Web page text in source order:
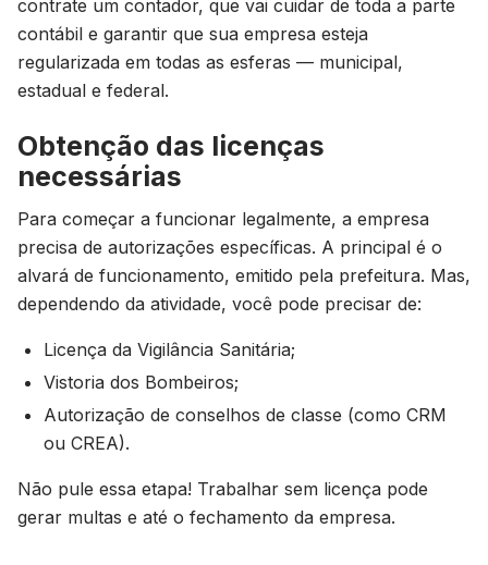
contrate um contador, que vai cuidar de toda a parte
contábil e garantir que sua empresa esteja
regularizada em todas as esferas — municipal,
estadual e federal.
Obtenção das licenças
necessárias
Para começar a funcionar legalmente, a empresa
precisa de autorizações específicas. A principal é o
alvará de funcionamento, emitido pela prefeitura. Mas,
dependendo da atividade, você pode precisar de:
Licença da Vigilância Sanitária;
Vistoria dos Bombeiros;
Autorização de conselhos de classe (como CRM
ou CREA).
Não pule essa etapa! Trabalhar sem licença pode
gerar multas e até o fechamento da empresa.